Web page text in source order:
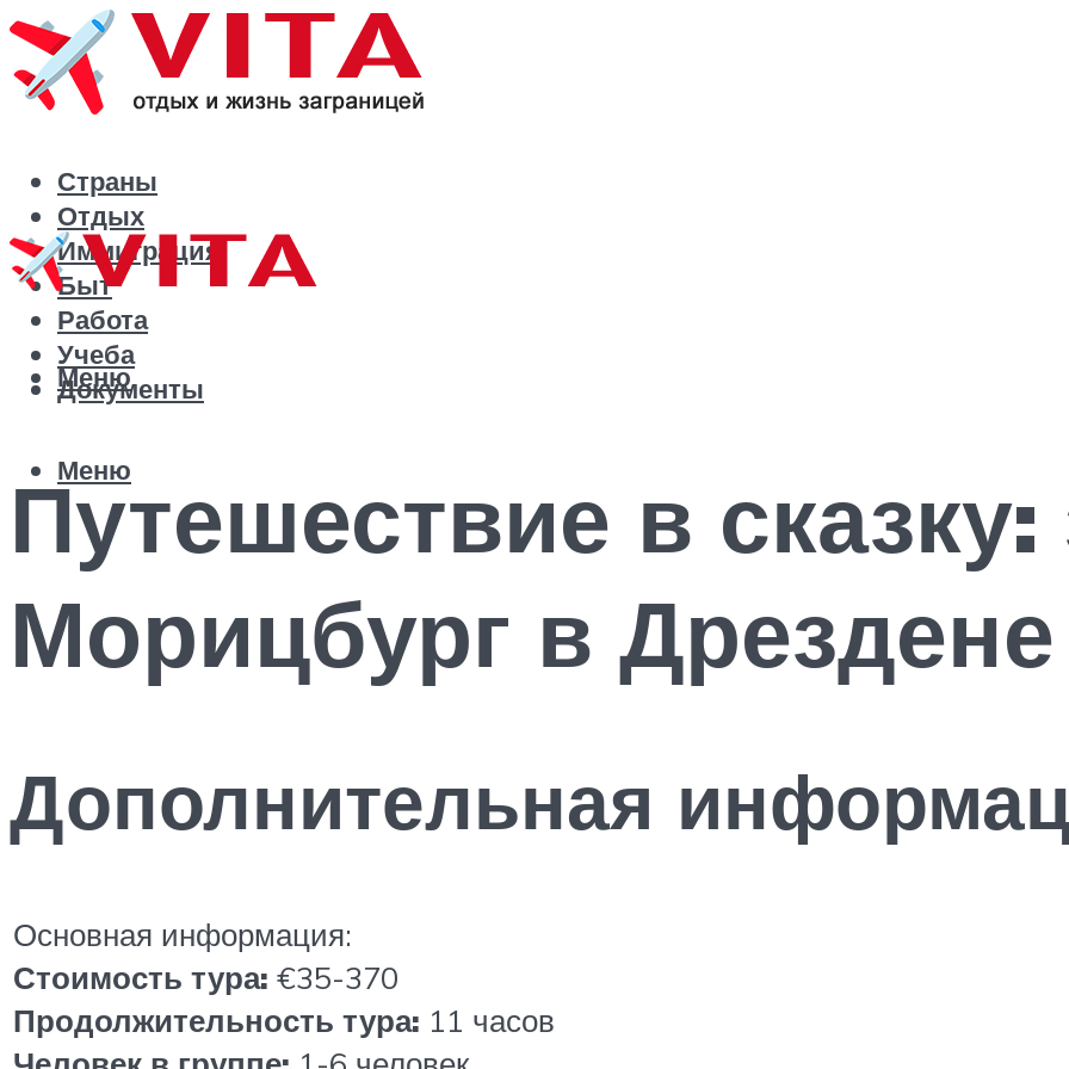
Страны
Отдых
Иммиграция
Быт
Работа
Учеба
Документы
Меню
Меню
Путешествие в
Морицбург в Дрездене
Дополнительная
Основная информация:
Стоимость тура: €35-370
Продолжительность тура: 11 часов